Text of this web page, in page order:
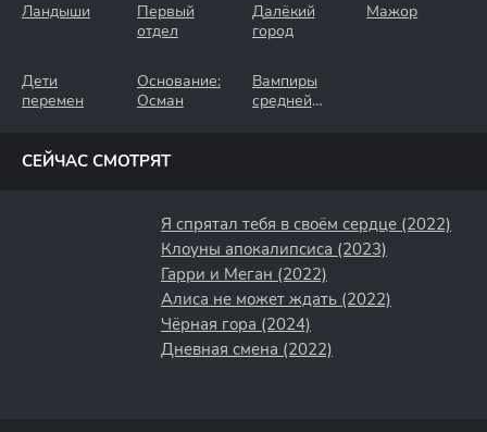
Ландыши
Первый
отдел
Далёкий
город
Мажор
Дети
перемен
Основание:
Осман
Вампиры
средней
СЕЙЧАС СМОТРЯТ
Я спрятал тебя в своём сердце (2022)
Клоуны апокалипсиса (2023)
Гарри и Меган (2022)
Алиса не может ждать (2022)
Чёрная гора (2024)
Дневная смена (2022)